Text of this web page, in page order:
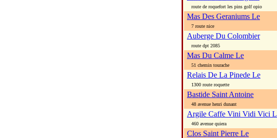
route de roquefort les pins golf opio
Mas Des Geraniums Le
7 route nice
Auberge Du Colombier
route dpt 2085
Mas Du Calme Le
51 chemin tourache
Relais De La Pinede Le
1300 route roquette
Bastide Saint Antoine
48 avenue henri dunant
Argile Caffe Vini Vidi Vici L
460 avenue quiera
Clos Saint Pierre Le